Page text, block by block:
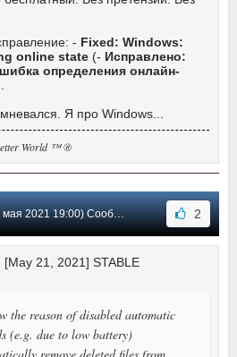
- Fixed: Windows:
online state (- Исправлено:
определения онлайн-
Я про Windows...
World ™ ®
2021 19:00) Сообщение #536 2
21, 2021] STABLE
the reason of disabled automatic
(e.g. due to low battery)